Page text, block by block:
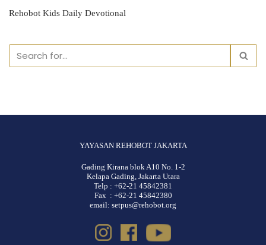
Rehobot Kids Daily Devotional
YAYASAN REHOBOT JAKARTA
Gading Kirana blok A10 No. 1-2
Kelapa Gading, Jakarta Utara
Telp : +62-21 45842381
Fax : +62-21 45842380
email: setpus@rehobot.org